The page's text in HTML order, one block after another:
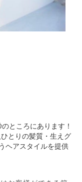
ところにあります！
とりの髪質・生えグ
ヘアスタイルを提供